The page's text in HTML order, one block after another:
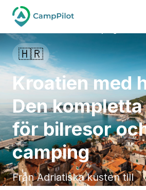
Guides
Kroatien med husbil - Den
🇭🇷
Kroatien med
Den
för bilresor
camping
Från Adriatiska kusten till